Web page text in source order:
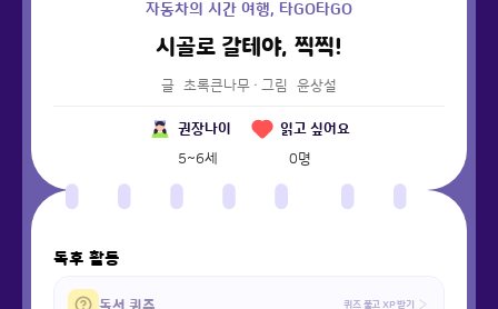
자동차의 시간 여행, 타GO타GO
시골로 갈테야, 찍찍!
글 초록큰나무 · 그림 윤상설
권장나이
5~6세
읽고 싶어요
0명
독후 활동
독서 퀴즈 퀴즈 풀고 XP 받기